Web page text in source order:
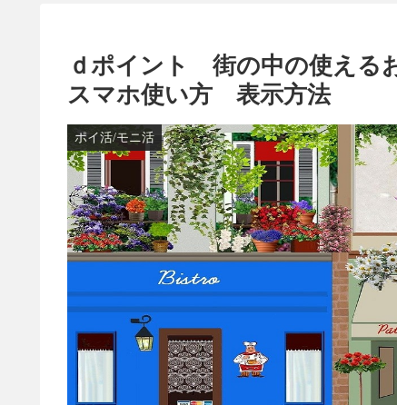
ｄポイント 街の中の使え
スマホ使い方 表示方法
ポイ活/モニ活